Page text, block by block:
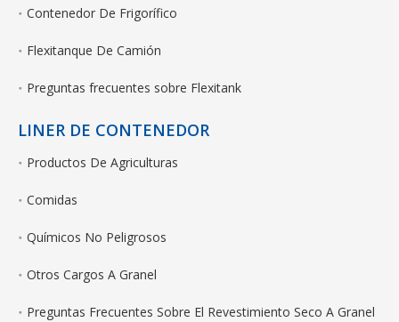
Contenedor De Frigorífico
Flexitanque De Camión
Preguntas frecuentes sobre Flexitank
LINER DE CONTENEDOR
Productos De Agriculturas
Comidas
Químicos No Peligrosos
Otros Cargos A Granel
Preguntas Frecuentes Sobre El Revestimiento Seco A Granel